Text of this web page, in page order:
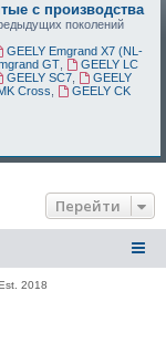
с производства
поколений
GEELY Emgrand X7 (NL-
GT,
GEELY LC
GEELY SC7,
GEELY
Cross
GEELY CK
Перейти
2018